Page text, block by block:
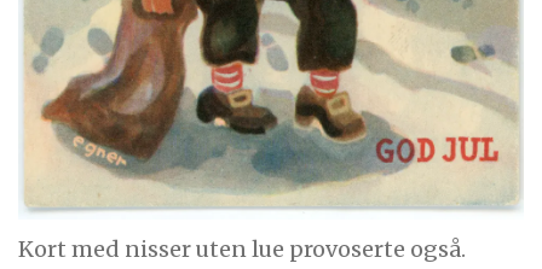
Kort med nisser uten lue provoserte også.